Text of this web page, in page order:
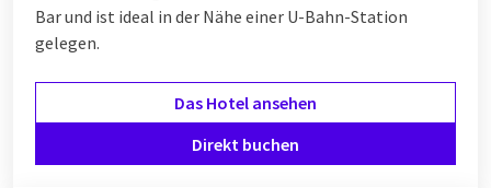
Bar und ist ideal in der Nähe einer U-Bahn-Station
gelegen.
Das Hotel ansehen
Direkt buchen